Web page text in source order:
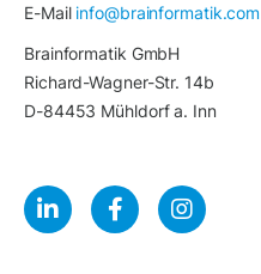
E-Mail info@brainformatik.com
Brainformatik GmbH
Richard-Wagner-Str. 14b
D-84453 Mühldorf a. Inn